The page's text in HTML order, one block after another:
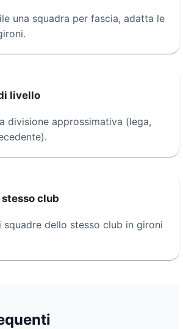
una squadra per fascia, adatta le
livello
divisione approssimativa (lega,
club
squadre dello stesso club in gironi